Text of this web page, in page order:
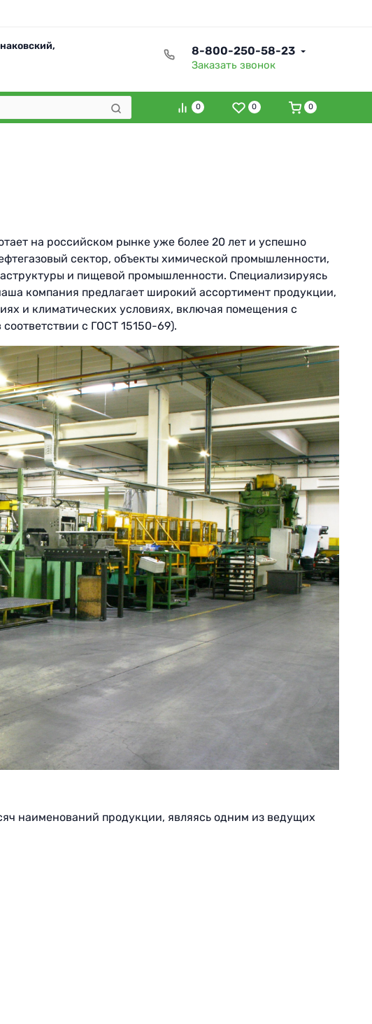
8-800-250-58-23
Заказать звонок
0 0 0
на российском рынке уже более 20 лет и успешно
сектор, объекты химической промышленности,
и пищевой промышленности. Специализируясь
компания предлагает широкий ассортимент продукции,
и климатических условиях, включая помещения с
с ГОСТ 15150-69).
наименований продукции, являясь одним из ведущих